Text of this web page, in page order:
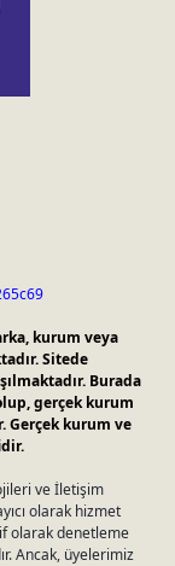
kurum veya
Sitede
Burada
gerçek kurum
Gerçek kurum ve
ve İletişim
olarak hizmet
olarak denetleme
Ancak, üyelerimiz